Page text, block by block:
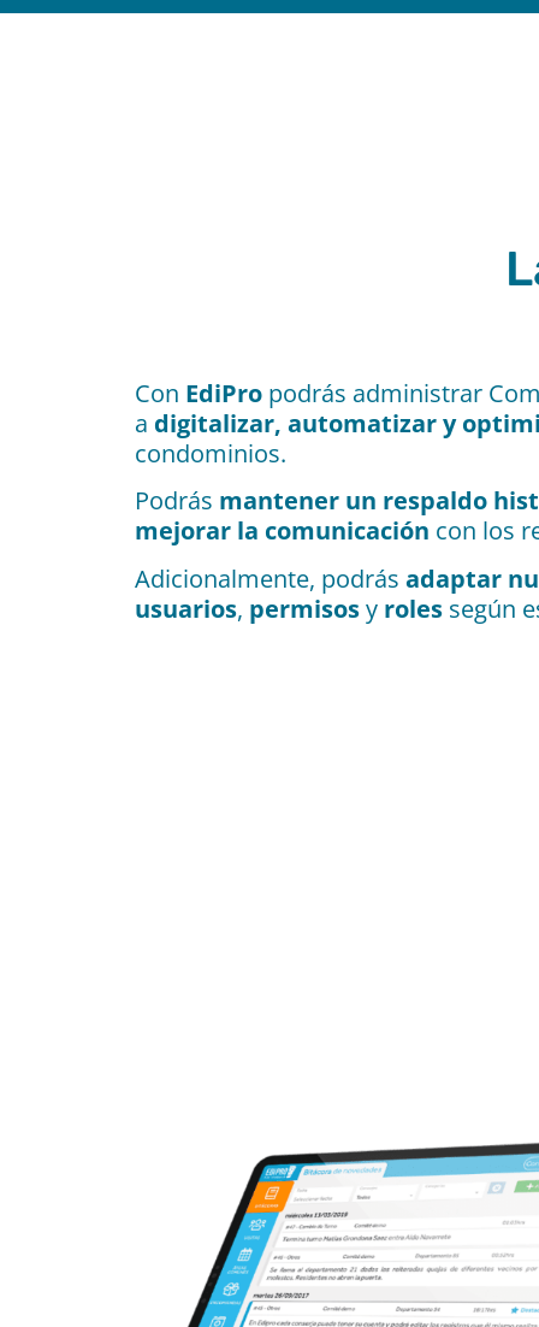
Con EdiPro podrás administrar
a digitalizar, automatizar y
condominios.
Podrás mantener un respaldo
mejorar la comunicación con los
Adicionalmente, podrás adaptar
usuarios, permisosy roles según